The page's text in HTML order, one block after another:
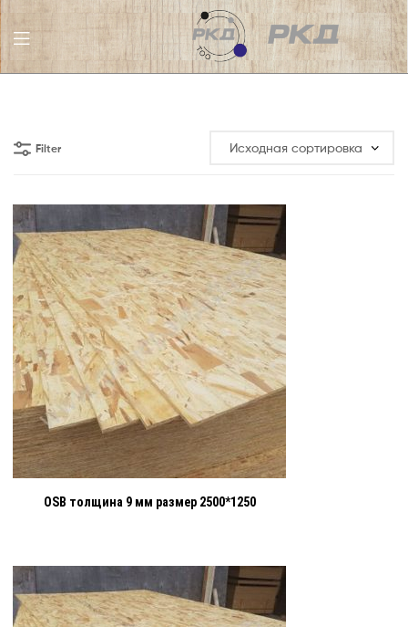
РКД
Filter
OSB толщина 9 мм размер 2500*1250